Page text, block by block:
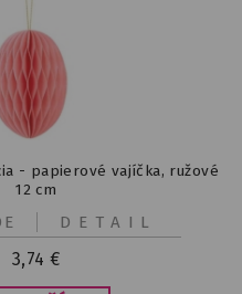
- papierové vajíčka, ružové
12 cm
3,74 €
DETAIL